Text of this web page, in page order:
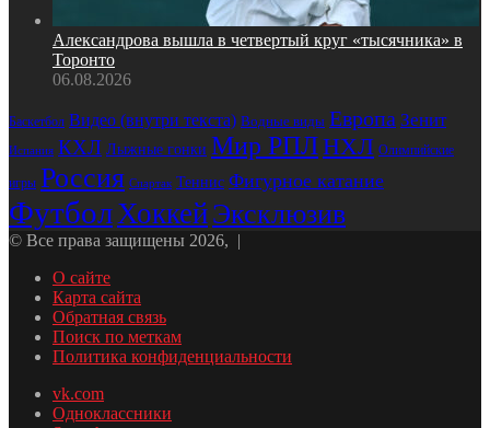
Александрова вышла в четвертый круг «тысячника» в
Торонто
06.08.2026
Баскетбол Видео (внутри текста) Водные виды Европа Зенит
Испания КХЛ Лыжные гонки Мир РПЛНХЛ Олимпийские
игры Россия Спартак Теннис Фигурное катание
ФутболХоккейЭксклюзив
© Все права защищены 2026, |
О сайте
Карта сайта
Обратная связь
Поиск по меткам
Политика конфиденциальности
vk.com
Одноклассники